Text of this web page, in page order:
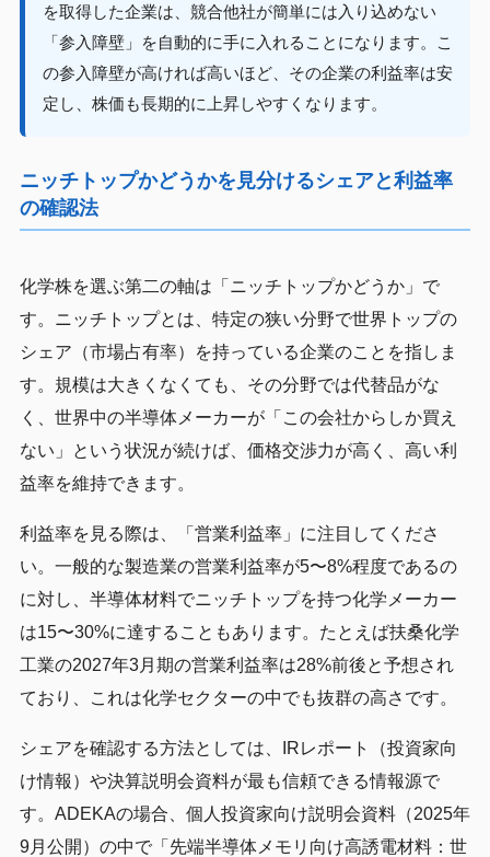
を取得した企業は、競合他社が簡単には入り込めない
「参入障壁」を自動的に手に入れることになります。こ
の参入障壁が高ければ高いほど、その企業の利益率は安
定し、株価も長期的に上昇しやすくなります。
ニッチトップかどうかを見分けるシェアと利益率
の確認法
化学株を選ぶ第二の軸は「ニッチトップかどうか」で
す。ニッチトップとは、特定の狭い分野で世界トップの
シェア（市場占有率）を持っている企業のことを指しま
す。規模は大きくなくても、その分野では代替品がな
く、世界中の半導体メーカーが「この会社からしか買え
ない」という状況が続けば、価格交渉力が高く、高い利
益率を維持できます。
利益率を見る際は、「営業利益率」に注目してくださ
い。一般的な製造業の営業利益率が5〜8%程度であるの
に対し、半導体材料でニッチトップを持つ化学メーカー
は15〜30%に達することもあります。たとえば扶桑化学
工業の2027年3月期の営業利益率は28%前後と予想され
ており、これは化学セクターの中でも抜群の高さです。
シェアを確認する方法としては、IRレポート（投資家向
け情報）や決算説明会資料が最も信頼できる情報源で
す。ADEKAの場合、個人投資家向け説明会資料（2025年
9月公開）の中で「先端半導体メモリ向け高誘電材料：世